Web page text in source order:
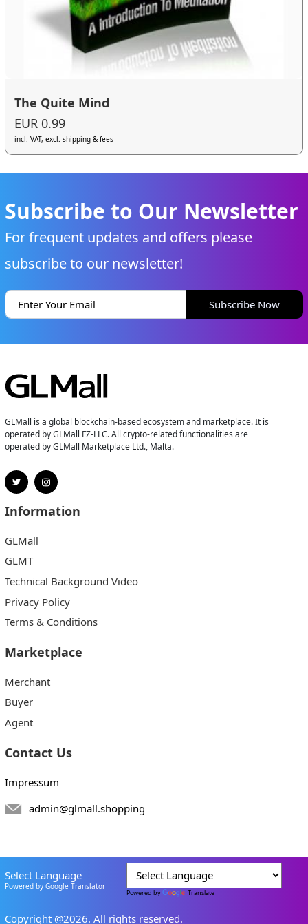
The Quite Mind
EUR 0.99
incl. VAT, excl. shipping & fees
Subscribe to Our Newsletter
For frequent updates and offers please
subscribe to our newsletter!
Subscribe Now
GLMall is a global blockchain-based ecosystem and marketplace. It is
operated by GLMall FZ-LLC. All crypto-related functionalities are
operated by GLMall Marketplace Ltd., Malta.
Information
GLMall
GLMT
Technical Background Video
Privacy Policy
Terms & Conditions
Marketplace
Merchant
Buyer
Agent
Contact Us
Impressum
admin@glmall.shopping
Select Language
Powered by Google Translator
Powered by Translate
Copyright @2026. All rights reserved.